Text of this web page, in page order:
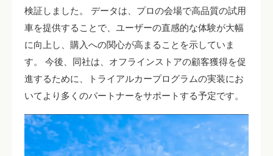
検証しました。 データは、プロの会場で高品質の試用
車を提供することで、ユーザーの直感的な体験が大幅
に向上し、購入への関心が高まることを示していま
す。 今後、同社は、オフラインストアの顧客獲得を促
進するために、トライアルカープログラムの実装にお
いてより多くのパートナーをサポートする予定です。